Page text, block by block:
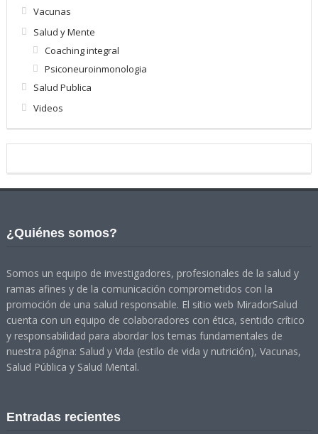
Vacunas
Salud y Mente
Coaching integral
Psiconeuroinmonologia
Salud Publica
Videos
¿Quiénes somos?
Somos un equipo de investigadores, profesionales de la salud y
ramas afines y de la comunicación comprometidos con la
promoción de una salud responsable. El sitio web MiradorSalud
cuenta con un equipo de colaboradores con ética, sentido crítico
y responsabilidad para abordar los temas fundamentales de
nuestra página: Salud y Vida (estilo de vida y nutrición), Vacunas,
Salud Pública y Salud Mental.
Entradas recientes